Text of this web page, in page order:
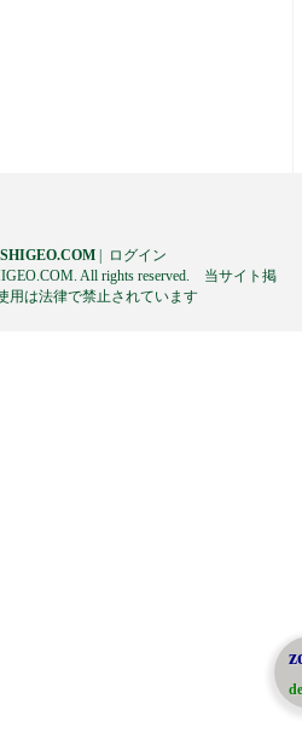
|
ログイン
All rights reserved. 当サイト掲
用は法律で禁止されています